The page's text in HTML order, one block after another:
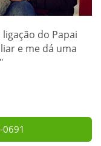
do Papai
e me dá uma
0691